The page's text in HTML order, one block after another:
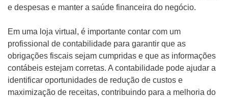
e despesas e manter a saúde financeira do negócio.
Em uma loja virtual, é importante contar com um
profissional de contabilidade para garantir que as
obrigações fiscais sejam cumpridas e que as informações
contábeis estejam corretas. A contabilidade pode ajudar a
identificar oportunidades de redução de custos e
maximização de receitas, contribuindo para a melhoria do